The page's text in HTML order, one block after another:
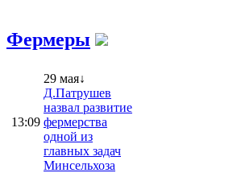
Фермеры
13:09
29 мая↓
Д.Патрушев
назвал развитие
фермерства
одной из
главных задач
Минсельхоза